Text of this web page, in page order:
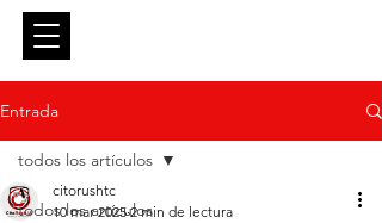
Entrada
todos los artículos
todos los artículos
citorushtc
10 mar 2025 2 min de lectura